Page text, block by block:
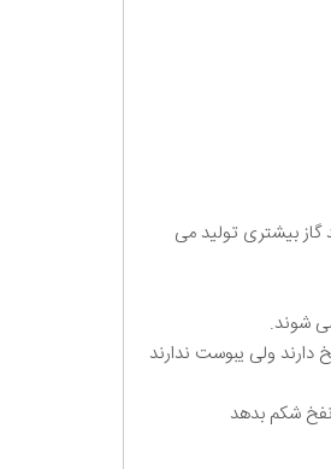
گاز بیشتری تولید می
شوند.
ولی یبوست ندارند
شکم بدهد